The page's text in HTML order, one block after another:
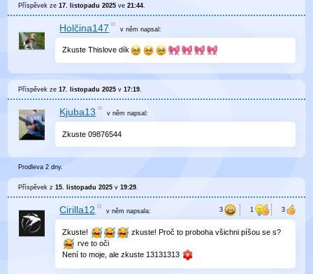
Příspěvek ze17. listopadu 2025 ve21:44
Holčina147 v němnapsal:
Zkuste Thislove dík
Příspěvek ze17. listopadu 2025 v17:19.
Kjuba13 v němnapsal:
Zkuste 09876544
Prodleva 2 dny.
Příspěvek z15. listopadu 2025 v19:29.
Cirilla12 v němnapsala:
Zkuste!
zkuste! Proč to proboha všichni píšou se s?
rve to oči
Není to moje, ale zkuste 13131313